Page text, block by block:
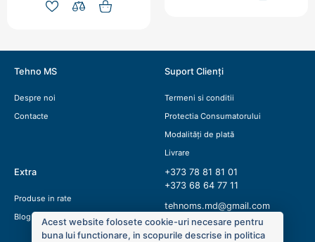
Tehno MS
Despre noi
Contacte
Suport Clienți
Termeni si conditii
Protectia Consumatorului
Modalități de plată
Livrare
Extra
Produse in rate
Blog
+373 78 81 81 01
+373 68 64 77 11
tehnoms.md@gmail.com
Acest website folosete cookie-uri necesare pentru
buna lui functionare, in scopurile descrise in politica